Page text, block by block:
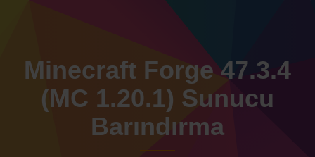
Minecraft Forge 47.3.4
(MC 1.20.1) Sunucu
Barındırma